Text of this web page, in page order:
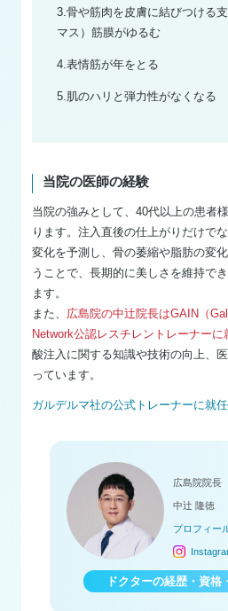
3.骨や筋肉を皮膚に結びつける
マス）筋膜がゆるむ
4.表情筋が年をとる
5.肌のハリと弾力性がなくなる
当院の医師の経験
当院の強みとして、40代以上の患者
ります。注入直後の仕上がりだけで
変化を予測し、骨の萎縮や脂肪の変
うことで、長期的に美しさを維持で
ます。
また、 広島院の中辻院長はGAIN（
Network公認レスチレントレーナーに
酸注入に関する知識や技術の向上、
っています。
ガルデルマ社の公式トレーナーに就
広島院院長
中辻 隆徳
プロフィー
ドクターの経歴・資格